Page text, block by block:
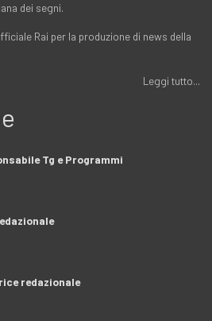
dei segni.
Rai per la produzione di news della
Leggi tutto...
Tg e Programmi
redazionale